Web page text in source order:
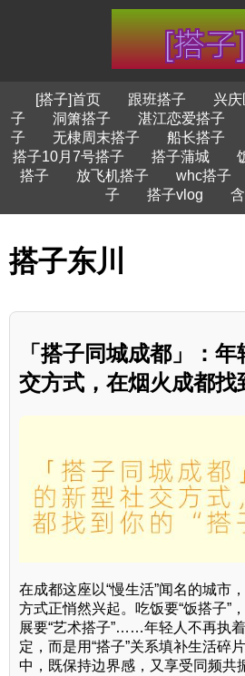
[搭子]首页 跟班搭子 兴
子
洞箫搭子 湛江恋爱搭子
子
无棣周末搭子 船长搭子
搭子10月7号搭子
搭子蒲城
搭子
放飞机搭子 whc搭子
子
搭子vlog
搭子东川
「搭子同城成都」：
交方式，在烟火成都找
在成都这座以“慢生活”闻名的城市
方式正悄然兴起。吃饭要“饭搭子”
展要“艺术搭子”……年轻人不再执
定，而是用“搭子”关系填补生活碎
中，既保持边界感，又享受同频共